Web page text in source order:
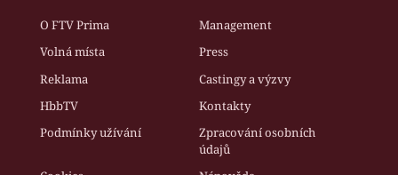
O FTV Prima
Management
Volná místa
Press
Reklama
Castingy a výzvy
HbbTV
Kontakty
Podmínky užívání
Zpracování osobních
údajů